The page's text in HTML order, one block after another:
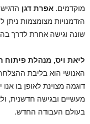
מוקדמים. אפרת דגן
הזדמנויות מצומצמות
שונה וגישה אחרת לדרך בה
ליאת ויס, מנהלת פיתוח
האנושי הוא בליבת
דוגמה מצוינת לאופן בו
מעשיים ובגישה חדשנית,
בעולם העבודה החדש.